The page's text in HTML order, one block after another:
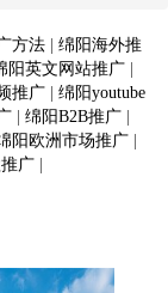
方法 | 绵阳海外推
阳英文网站推广 |
推广 | 绵阳youtube
| 绵阳B2B推广 |
阳欧洲市场推广 |
广 |